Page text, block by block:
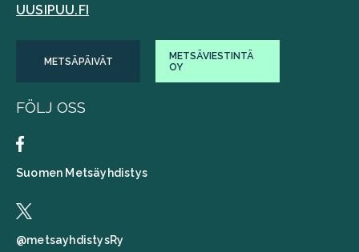
UUSIPUU.FI
METSÄPÄIVÄT
METSÄVIESTINTÄ
OY
FÖLJ OSS
Suomen Metsäyhdistys
@metsayhdistysRy